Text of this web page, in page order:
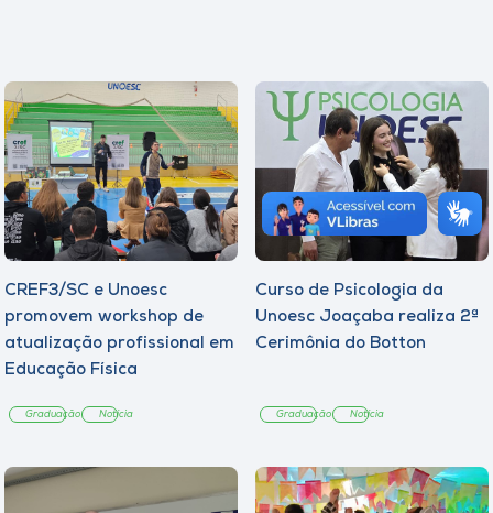
CREF3/SC e Unoesc
promovem workshop de
atualização profissional em
Educação Física
Graduação Notícia
Curso de Psicologia da
Unoesc Joaçaba realiza 2ª
Cerimônia do Botton
Graduação Notícia